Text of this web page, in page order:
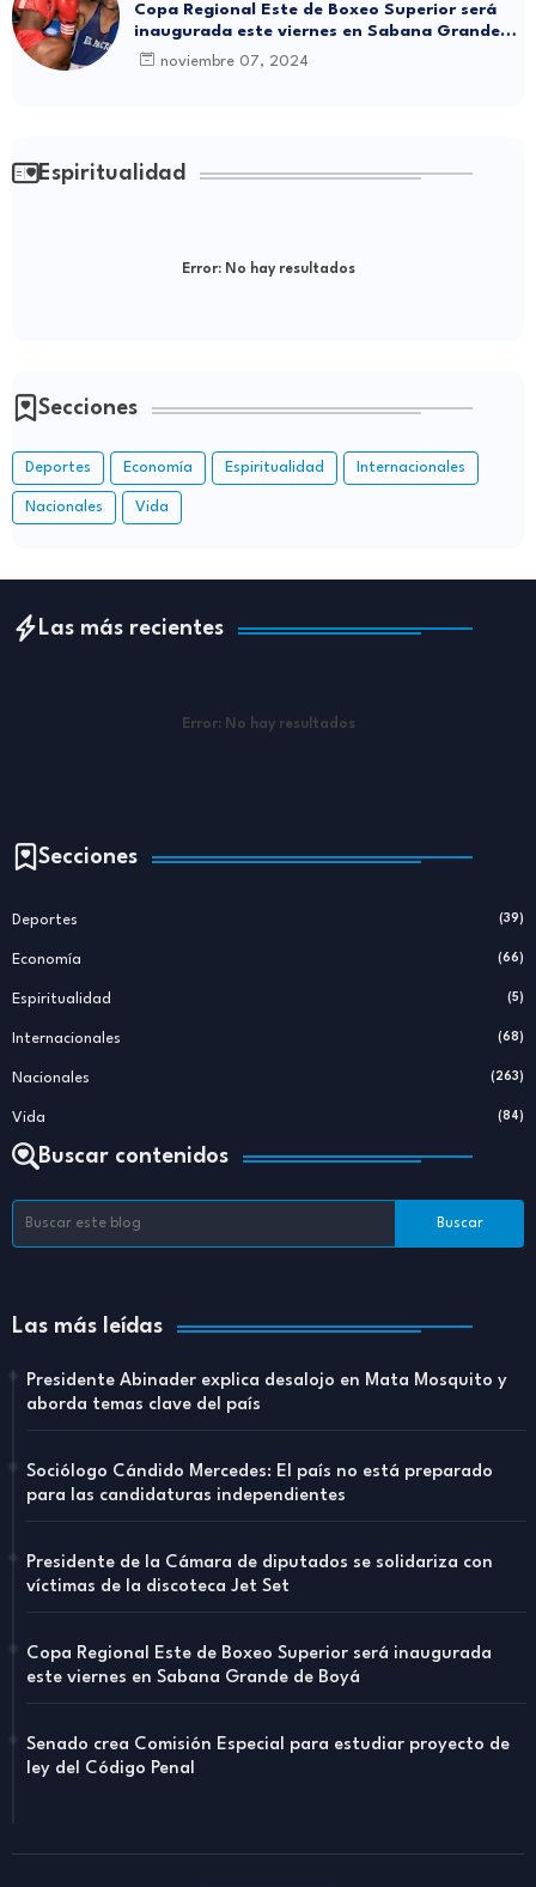
Copa Regional Este de Boxeo Superior será
inaugurada este viernes en Sabana Grande
de Boyá
noviembre 07, 2024
Espiritualidad
Error:No hay resultados
Secciones
Deportes Economía Espiritualidad Internacionales
Nacionales Vida
Las más recientes
Error: No hay resultados
Secciones
Deportes (39)
Economía (66)
Espiritualidad (5)
Internacionales (68)
Nacionales (263)
Vida (84)
Buscar contenidos
Las más leídas
Presidente Abinader explica desalojo en Mata Mosquito y
aborda temas clave del país
Sociólogo Cándido Mercedes: El país no está preparado
para las candidaturas independientes
Presidente de la Cámara de diputados se solidariza con
víctimas de la discoteca Jet Set
Copa Regional Este de Boxeo Superior será inaugurada
este viernes en Sabana Grande de Boyá
Senado crea Comisión Especial para estudiar proyecto de
ley del Código Penal